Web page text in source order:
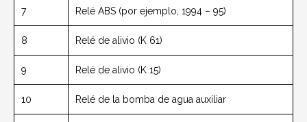
7 Relé ABS (por ejemplo, 1994 – 95)
8 Relé de alivio (K 61)
9 Relé de alivio (K 15)
10 Relé de la bomba de agua auxiliar